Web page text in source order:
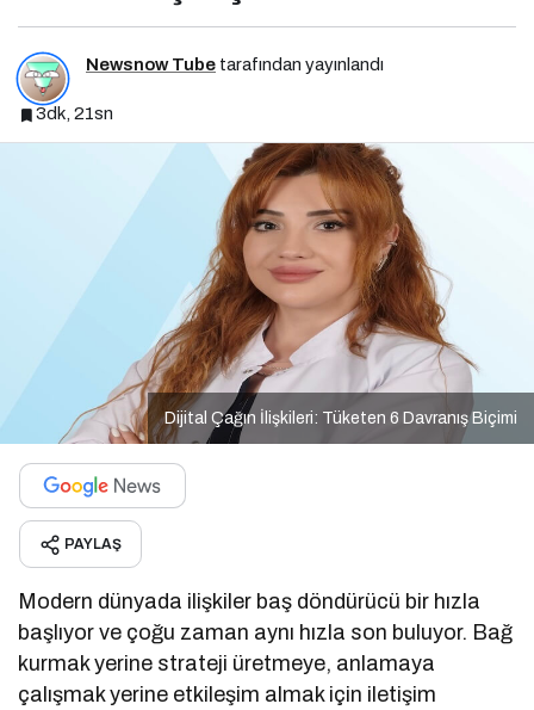
Newsnow Tube tarafından yayınlandı
3dk, 21sn
Dijital Çağın İlişkileri: Tüketen 6 Davranış Biçimi
PAYLAŞ
Modern dünyada ilişkiler baş döndürücü bir hızla
başlıyor ve çoğu zaman aynı hızla son buluyor. Bağ
kurmak yerine strateji üretmeye, anlamaya
çalışmak yerine etkileşim almak için iletişim